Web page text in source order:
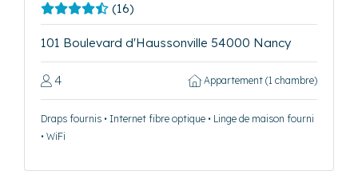
(16)
101 Boulevard d'Haussonville 54000 Nancy
4 Appartement (1 chambre)
Draps fournis • Internet fibre optique • Linge de maison fourni
• WiFi